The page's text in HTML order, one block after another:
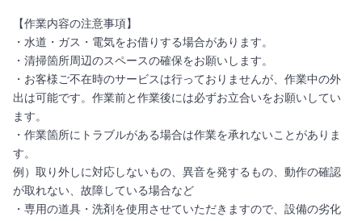
【作業内容の注意事項】
・水道・ガス・電気をお借りする場合があります。
・清掃箇所周辺のスペースの確保をお願いします。
・お客様ご不在時のサービスは行っておりませんが、作業中の外
出は可能です。作業前と作業後には必ずお立合いをお願いしてい
ます。
・作業箇所にトラブルがある場合は作業を承れないことがありま
す。
例）取り外しに対応しないもの、異音を発するもの、動作の確認
が取れない、故障している場合など
・専用の道具・洗剤を使用させていただきますので、設備の劣化